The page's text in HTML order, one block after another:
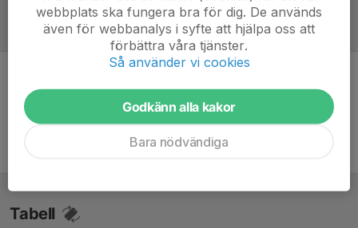
Referat
Inget referat skrivet
Tabell
webbplats ska fungera bra för dig. De används
även för webbanalys i syfte att hjälpa oss att
förbättra våra tjänster.
Så använder vi cookies
Godkänn alla kakor
Bara nödvändiga